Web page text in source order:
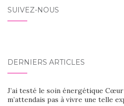
SUIVEZ-NOUS
DERNIERS ARTICLES
J’ai testé le soin énergétique
m’attendais pas à vivre une telle